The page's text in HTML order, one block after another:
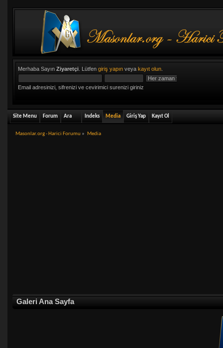
Merhaba Sayın Ziyaretçi. Lütfen giriş yapınveya kayıt olun.
Email adresinizi, sifrenizi ve cevirimici surenizi giriniz
Site Menu Forum Ara Indeks Media Giriş Yap Kayıt Ol
Masonlar.org - Harici Forumu » Media
Galeri Ana Sayfa